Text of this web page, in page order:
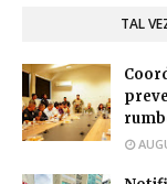
TAL